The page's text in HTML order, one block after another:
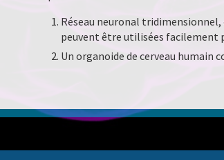
Réseau neuronal
peuvent être utilisées facilement
Un organoide de cerveau humain